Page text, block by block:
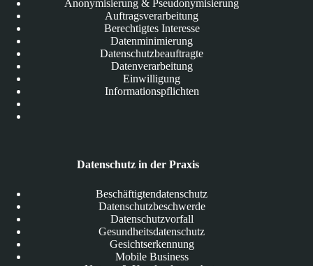
Anonymisierung & Pseudonymisierung
Auftragsverarbeitung
Berechtigtes Interesse
Datenminimierung
Datenschutzbeauftragte
Datenverarbeitung
Einwilligung
Informationspflichten
Datenschutz in der Praxis
Beschäftigtendatenschutz
Datenschutzbeschwerde
Datenschutzvorfall
Gesundheitsdatenschutz
Gesichtserkennung
Mobile Business